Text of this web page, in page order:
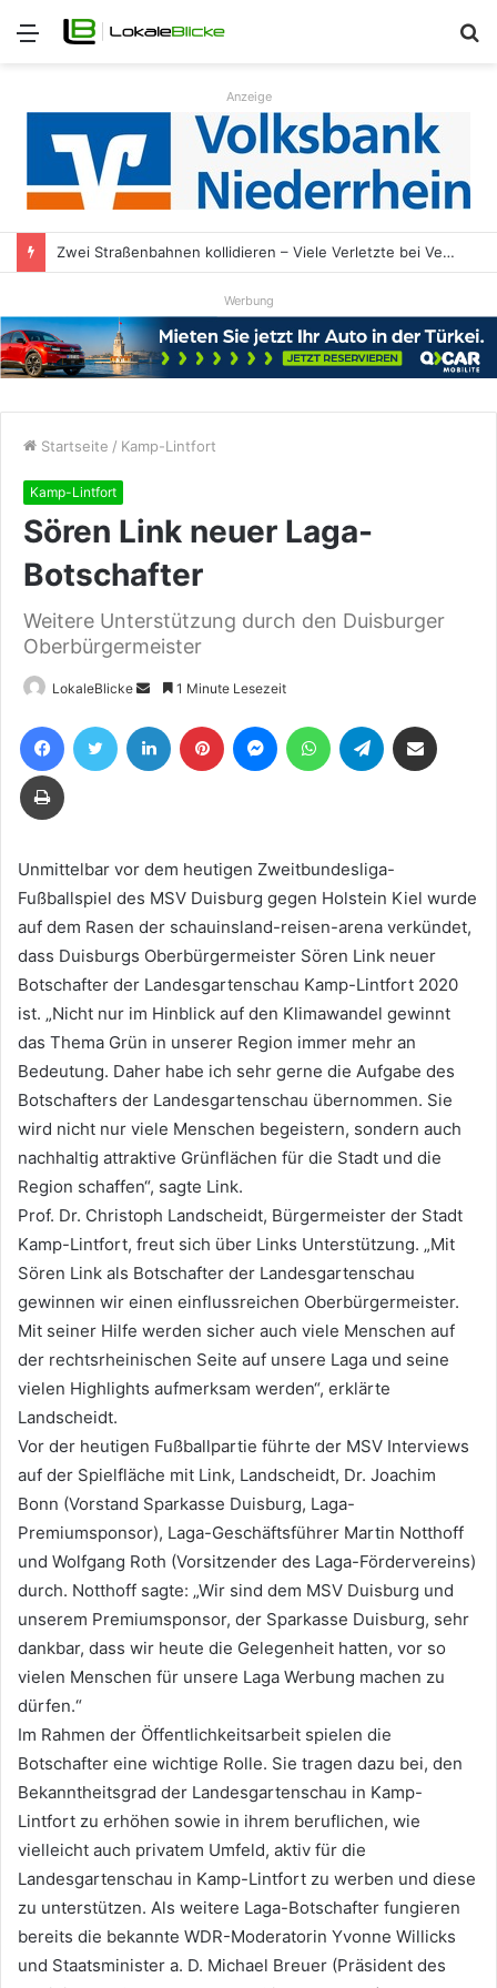
Menü
Anzeige
Zwei Straßenbahnen kollidieren – Viele Verletzte bei Verkehrsunfall
Werbung
Startseite / Kamp-Lintfort
Kamp-Lintfort
Sören Link neuer Laga-
Botschafter
Weitere Unterstützung durch den Duisburger
Oberbürgermeister
LokaleBlicke
Sende
eine
E-
1 Minute Lesezeit
FacebookTwitter LinkedIn Pinterest MessengerWhatsAppTelegram
Drucken
Unmittelbar vor dem heutigen Zweitbundesliga-
Fußballspiel des MSV Duisburg gegen Holstein Kiel wurde
auf dem Rasen der schauinsland-reisen-arena verkündet,
dass Duisburgs Oberbürgermeister Sören Link neuer
Botschafter der Landesgartenschau Kamp-Lintfort 2020
ist. „Nicht nur im Hinblick auf den Klimawandel gewinnt
das Thema Grün in unserer Region immer mehr an
Bedeutung. Daher habe ich sehr gerne die Aufgabe des
Botschafters der Landesgartenschau übernommen. Sie
wird nicht nur viele Menschen begeistern, sondern auch
nachhaltig attraktive Grünflächen für die Stadt und die
Region schaffen“, sagte Link.
Prof. Dr. Christoph Landscheidt, Bürgermeister der Stadt
Kamp-Lintfort, freut sich über Links Unterstützung. „Mit
Sören Link als Botschafter der Landesgartenschau
gewinnen wir einen einflussreichen Oberbürgermeister.
Mit seiner Hilfe werden sicher auch viele Menschen auf
der rechtsrheinischen Seite auf unsere Laga und seine
vielen Highlights aufmerksam werden“, erklärte
Landscheidt.
Vor der heutigen Fußballpartie führte der MSV Interviews
auf der Spielfläche mit Link, Landscheidt, Dr. Joachim
Bonn (Vorstand Sparkasse Duisburg, Laga-
Premiumsponsor), Laga-Geschäftsführer Martin Notthoff
und Wolfgang Roth (Vorsitzender des Laga-Fördervereins)
durch. Notthoff sagte: „Wir sind dem MSV Duisburg und
unserem Premiumsponsor, der Sparkasse Duisburg, sehr
dankbar, dass wir heute die Gelegenheit hatten, vor so
vielen Menschen für unsere Laga Werbung machen zu
dürfen.“
Im Rahmen der Öffentlichkeitsarbeit spielen die
Botschafter eine wichtige Rolle. Sie tragen dazu bei, den
Bekanntheitsgrad der Landesgartenschau in Kamp-
Lintfort zu erhöhen sowie in ihrem beruflichen, wie
vielleicht auch privatem Umfeld, aktiv für die
Landesgartenschau in Kamp-Lintfort zu werben und diese
zu unterstützen. Als weitere Laga-Botschafter fungieren
bereits die bekannte WDR-Moderatorin Yvonne Willicks
und Staatsminister a. D. Michael Breuer (Präsident des